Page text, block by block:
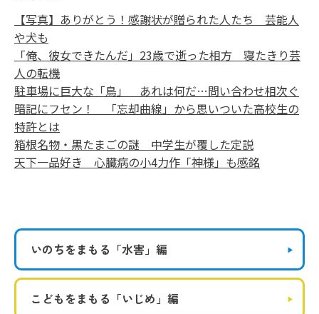
【写真】ありがとう！感謝状が贈られた人たち 芸能人
や犬も
「俺、彼女できたんだ」23歳で逝った相方 寝たきり芸
人の転機
駐車場に巨大な「鳥」 あれは何だ…問い合わせ相次ぐ
暗記にフセン！ 「忘却曲線」から思いついた高校生の
特許とは
箱根名物・黒たまごの謎 中学生が覆した定説
天下一品好き 心臓病の小4力作「神様」も感銘
いのちをまもる 「水害」編
こどもをまもる 「いじめ」編